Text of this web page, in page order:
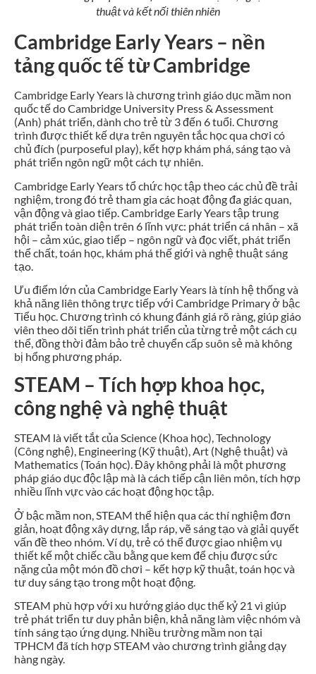
thuật và kết nối thiên nhiên
Cambridge Early Years – nền
tảng quốc tế từ Cambridge
Cambridge Early Years là chương trình giáo dục mầm non
quốc tế do Cambridge University Press & Assessment
(Anh) phát triển, dành cho trẻ từ 3 đến 6 tuổi. Chương
trình được thiết kế dựa trên nguyên tắc học qua chơi có
chủ đích (purposeful play), kết hợp khám phá, sáng tạo và
phát triển ngôn ngữ một cách tự nhiên.
Cambridge Early Years tổ chức học tập theo các chủ đề trải
nghiệm, trong đó trẻ tham gia các hoạt động đa giác quan,
vận động và giao tiếp. Cambridge Early Years tập trung
phát triển toàn diện trên 6 lĩnh vực: phát triển cá nhân – xã
hội – cảm xúc, giao tiếp – ngôn ngữ và đọc viết, phát triển
thể chất, toán học, khám phá thế giới và nghệ thuật sáng
tạo.
Ưu điểm lớn của Cambridge Early Years là tính hệ thống và
khả năng liên thông trực tiếp với Cambridge Primary ở bậc
Tiểu học. Chương trình có khung đánh giá rõ ràng, giúp giáo
viên theo dõi tiến trình phát triển của từng trẻ một cách cụ
thể, đồng thời đảm bảo trẻ chuyển cấp suôn sẻ mà không
bị hổng phương pháp.
STEAM – Tích hợp khoa học,
công nghệ và nghệ thuật
STEAM là viết tắt của Science (Khoa học), Technology
(Công nghệ), Engineering (Kỹ thuật), Art (Nghệ thuật) và
Mathematics (Toán học). Đây không phải là một phương
pháp giáo dục độc lập mà là cách tiếp cận liên môn, tích hợp
nhiều lĩnh vực vào các hoạt động học tập.
Ở bậc mầm non, STEAM thể hiện qua các thí nghiệm đơn
giản, hoạt động xây dựng, lắp ráp, vẽ sáng tạo và giải quyết
vấn đề theo nhóm. Ví dụ, trẻ có thể được giao nhiệm vụ
thiết kế một chiếc cầu bằng que kem để chịu được sức
nặng của một món đồ chơi – kết hợp kỹ thuật, toán học và
tư duy sáng tạo trong một hoạt động.
STEAM phù hợp với xu hướng giáo dục thế kỷ 21 vì giúp
trẻ phát triển tư duy phản biện, khả năng làm việc nhóm và
tính sáng tạo ứng dụng. Nhiều trường mầm non tại
TPHCM đã tích hợp STEAM vào chương trình giảng dạy
hàng ngày.